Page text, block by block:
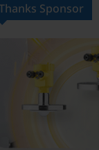
Sponsor